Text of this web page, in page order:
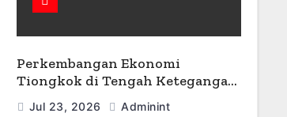
Perkembangan Ekonomi
Tiongkok di Tengah Ketegangan
Geopolitik
Jul 23, 2026 Adminint